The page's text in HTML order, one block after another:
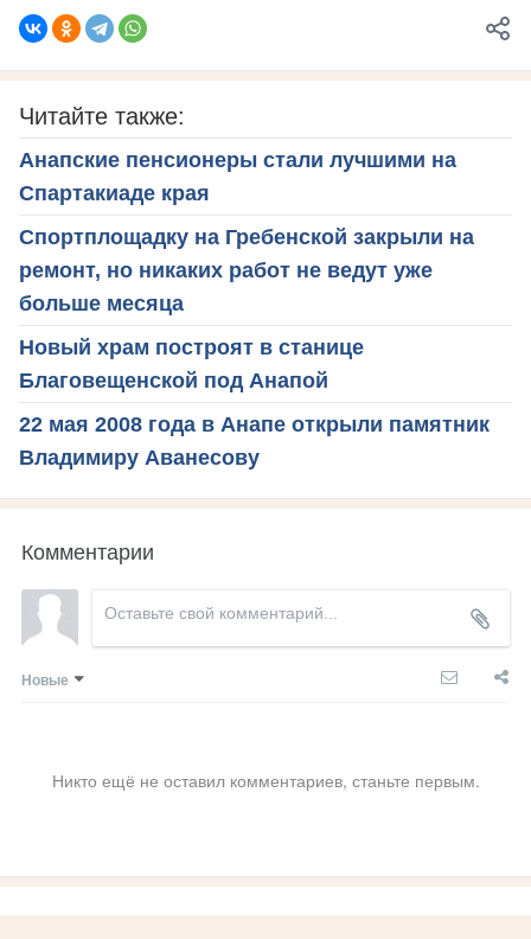
Читайте также:
Анапские пенсионеры стали лучшими на
Спартакиаде края
Спортплощадку на Гребенской закрыли на
ремонт, но никаких работ не ведут уже
больше месяца
Новый храм построят в станице
Благовещенской под Анапой
22 мая 2008 года в Анапе открыли памятник
Владимиру Аванесову
Комментарии
Новые
Никто ещё не оставил комментариев, станьте первым.